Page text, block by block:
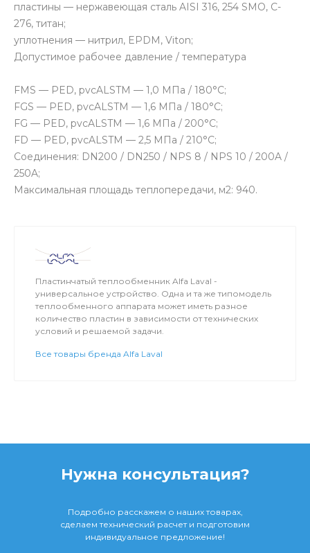
пластины — нержавеющая сталь AISI 316, 254 SMO, C-
276, титан;
уплотнения — нитрил, EPDM, Viton;
Допустимое рабочее давление / температура
FMS — PED, pvcALSTM — 1,0 МПа / 180°C;
FGS — PED, pvcALSTM — 1,6 МПа / 180°C;
FG — PED, pvcALSTM — 1,6 МПа / 200°C;
FD — PED, pvcALSTM — 2,5 МПа / 210°C;
Соединения: DN200 / DN250 / NPS 8 / NPS 10 / 200A /
250A;
Максимальная площадь теплопередачи, м2: 940.
Пластинчатый теплообменник Alfa Laval -
универсальное устройство. Одна и та же типомодель
теплообменного аппарата может иметь разное
количество пластин в зависимости от технических
условий и решаемой задачи.
Все товары бренда Alfa Laval
Нужна консультация?
Подробно расскажем о наших товарах,
сделаем технический расчет и подготовим
индивидуальное предложение!